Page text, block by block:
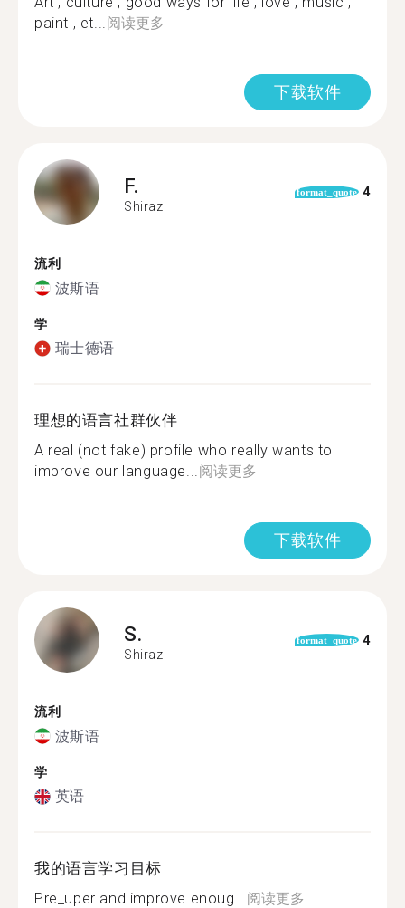
paint , et...阅读更多
下载软件
F.
Shiraz
format_quote 4
流利
波斯语
学
瑞士德语
理想的语言社群伙伴
A real (not fake) profile who really wants to
improve our language...阅读更多
下载软件
S.
Shiraz
format_quote 4
流利
波斯语
学
英语
我的语言学习目标
Pre_uper and improve enoug...阅读更多